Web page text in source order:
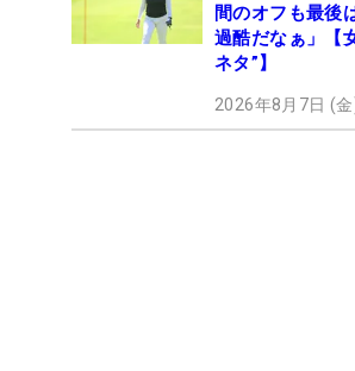
間のオフも最後
過酷だなぁ」【
ネタ”】
2026年8月7日 (